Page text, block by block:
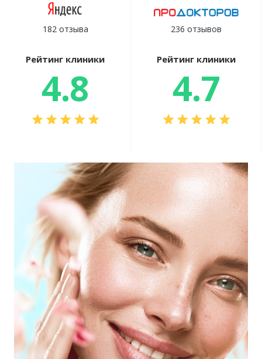
182 отзыва
Рейтинг клиники
4.8
236 отзывов
Рейтинг клиники
4.7